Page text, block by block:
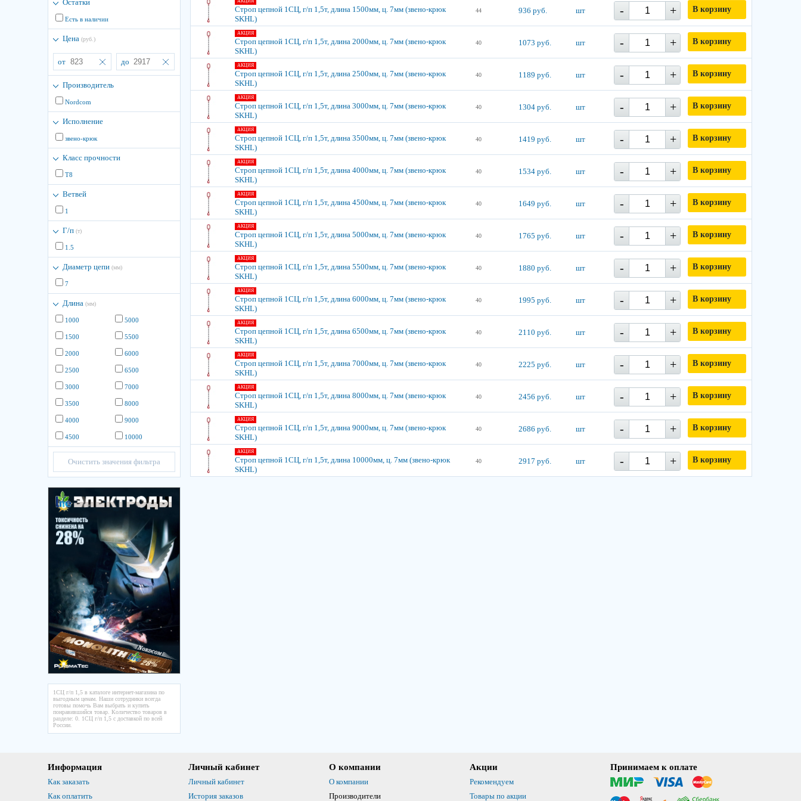
Остатки
Есть в наличии
Цена (руб.)
от до
Производитель
Nordcom
Исполнение
звено-крюк
Класс прочности
Т8
Ветвей
1
Г/п (т)
1.5
Диаметр цепи (мм)
7
Длина (мм)
1000
1500
2000
2500
3000
3500
4000
4500
5000
5500
6000
6500
7000
8000
9000
10000
Очистить значения фильтра
1СЦ г/п 1,5 в каталоге интернет-магазина по
выгодным ценам. Наши сотрудники всегда
готовы помочь Вам выбрать и купить
понравившийся товар. Количество товаров в
разделе: 0. 1СЦ г/п 1,5 с доставкой по всей
России.
Строп цепной 1СЦ, г/п 1,5т, длина 1500мм, ц. 7мм (звено-крюк
SKHL)
44 936 руб. шт - + В корзину
АКЦИЯ
Строп цепной 1СЦ, г/п 1,5т, длина 2000мм, ц. 7мм (звено-крюк
SKHL)
40 1073 руб. шт - + В корзину
АКЦИЯ
Строп цепной 1СЦ, г/п 1,5т, длина 2500мм, ц. 7мм (звено-крюк
SKHL)
40 1189 руб. шт - + В корзину
АКЦИЯ
Строп цепной 1СЦ, г/п 1,5т, длина 3000мм, ц. 7мм (звено-крюк
SKHL)
40 1304 руб. шт - + В корзину
АКЦИЯ
Строп цепной 1СЦ, г/п 1,5т, длина 3500мм, ц. 7мм (звено-крюк
SKHL)
40 1419 руб. шт - + В корзину
АКЦИЯ
Строп цепной 1СЦ, г/п 1,5т, длина 4000мм, ц. 7мм (звено-крюк
SKHL)
40 1534 руб. шт - + В корзину
АКЦИЯ
Строп цепной 1СЦ, г/п 1,5т, длина 4500мм, ц. 7мм (звено-крюк
SKHL)
40 1649 руб. шт - + В корзину
АКЦИЯ
Строп цепной 1СЦ, г/п 1,5т, длина 5000мм, ц. 7мм (звено-крюк
SKHL)
40 1765 руб. шт - + В корзину
АКЦИЯ
Строп цепной 1СЦ, г/п 1,5т, длина 5500мм, ц. 7мм (звено-крюк
SKHL)
40 1880 руб. шт - + В корзину
АКЦИЯ
Строп цепной 1СЦ, г/п 1,5т, длина 6000мм, ц. 7мм (звено-крюк
SKHL)
40 1995 руб. шт - + В корзину
АКЦИЯ
Строп цепной 1СЦ, г/п 1,5т, длина 6500мм, ц. 7мм (звено-крюк
SKHL)
40 2110 руб. шт - + В корзину
АКЦИЯ
Строп цепной 1СЦ, г/п 1,5т, длина 7000мм, ц. 7мм (звено-крюк
SKHL)
40 2225 руб. шт - + В корзину
АКЦИЯ
Строп цепной 1СЦ, г/п 1,5т, длина 8000мм, ц. 7мм (звено-крюк
SKHL)
40 2456 руб. шт - + В корзину
АКЦИЯ
Строп цепной 1СЦ, г/п 1,5т, длина 9000мм, ц. 7мм (звено-крюк
SKHL)
40 2686 руб. шт - + В корзину
АКЦИЯ
Строп цепной 1СЦ, г/п 1,5т, длина 10000мм, ц. 7мм (звено-крюк
SKHL)
40 2917 руб. шт - + В корзину
Информация
Как заказать
Как оплатить
Личный кабинет
Личный кабинет
История заказов
О компании
О компании
Производители
Акции
Рекомендуем
Товары по акции
Принимаем к оплате